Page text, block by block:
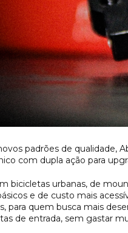
padrões de qualidade,
com dupla ação para
bicicletas urbanas, de
e de custo mais
para quem busca mais
de entrada, sem gastar